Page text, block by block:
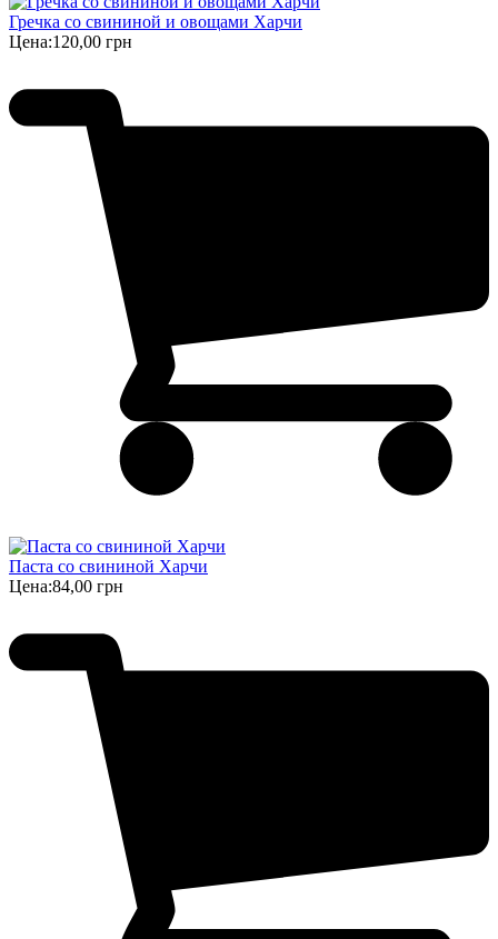
Гречка со свининой и овощами Харчи
Цена:120,00 грн
Паста со свининой Харчи
Цена:84,00 грн